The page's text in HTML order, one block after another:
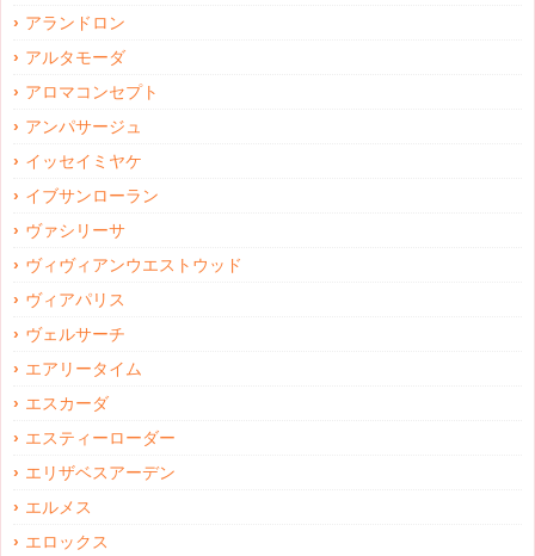
アランドロン
アルタモーダ
アロマコンセプト
アンパサージュ
イッセイミヤケ
イブサンローラン
ヴァシリーサ
ヴィヴィアンウエストウッド
ヴィアパリス
ヴェルサーチ
エアリータイム
エスカーダ
エスティーローダー
エリザベスアーデン
エルメス
エロックス